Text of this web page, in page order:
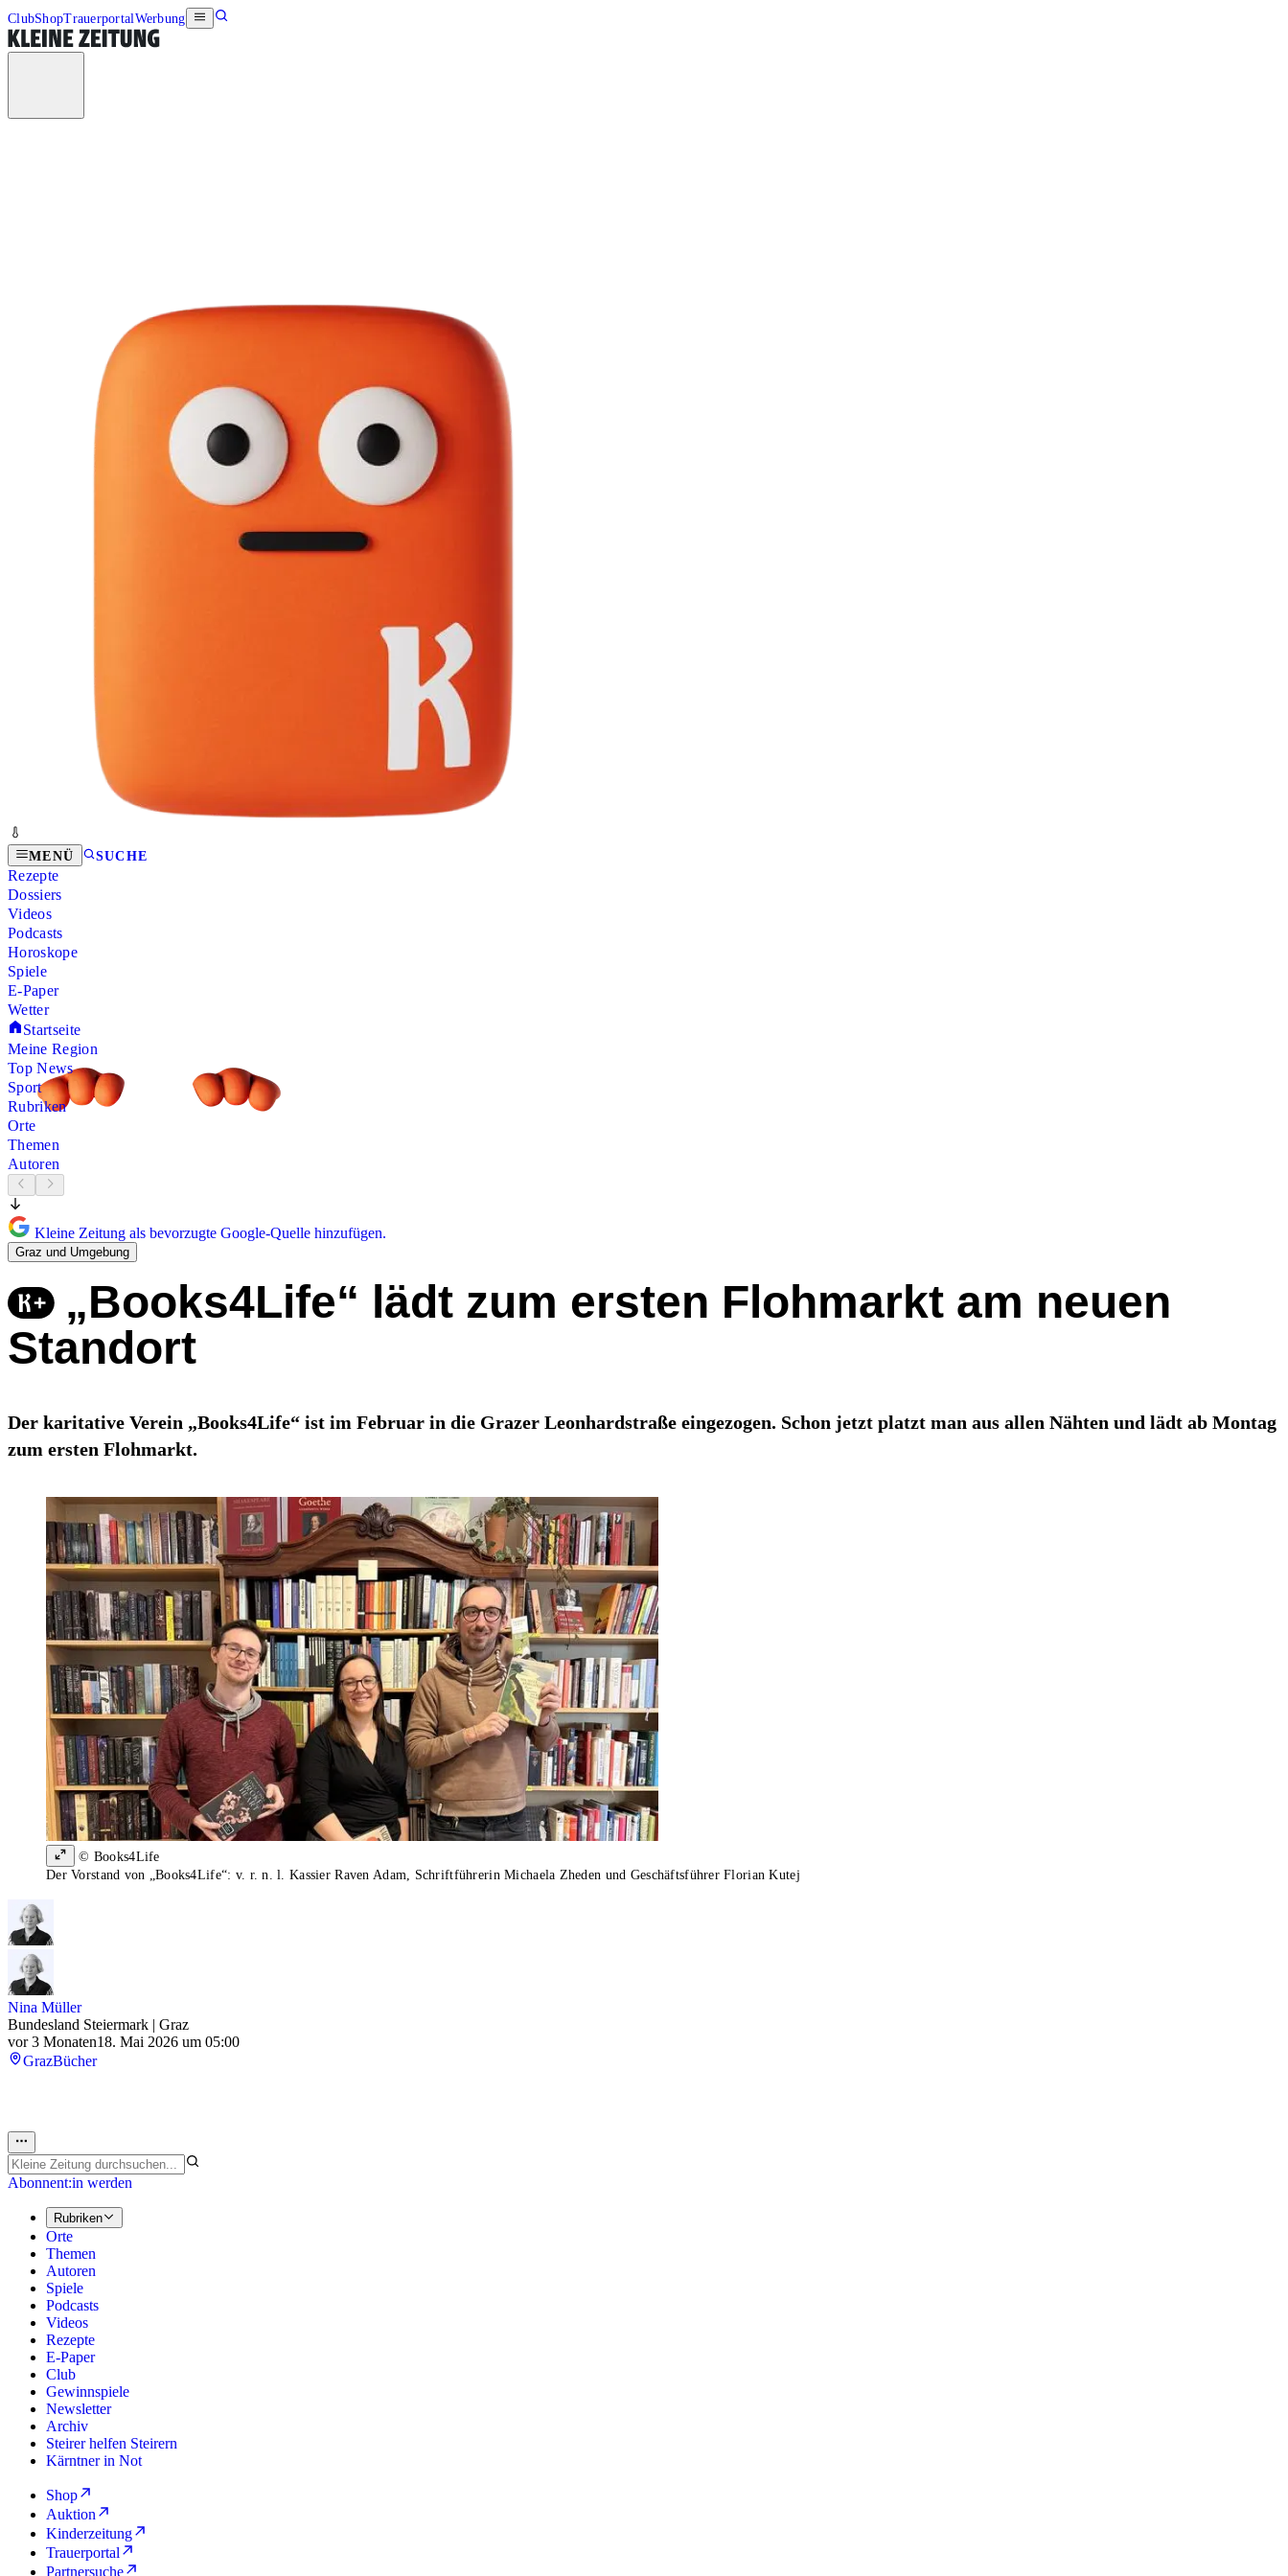
ClubShopTrauerportalWerbung
MENÜ SUCHE
Rezepte
Dossiers
Videos
Podcasts
Horoskope
Spiele
E-Paper
Wetter
Startseite
Meine Region
Top News
Sport
Rubriken
Orte
Themen
Autoren
Kleine Zeitung als bevorzugte Google-Quelle hinzufügen.
Graz und Umgebung
„Books4Life“ lädt zum ersten Flohmarkt am neuen
Standort
Der karitative Verein „Books4Life“ ist im Februar in die Grazer Leonhardstraße eingezogen. Schon jetzt platzt man aus allen Nähten und lädt ab Montag
zum ersten Flohmarkt.
© Books4Life
Der Vorstand von „Books4Life“: v. r. n. l. Kassier Raven Adam, Schriftführerin Michaela Zheden und Geschäftsführer Florian Kutej
Nina Müller
Bundesland Steiermark | Graz
vor 3 Monaten18. Mai 2026 um 05:00
GrazBücher
Abonnent:in werden
Rubriken
Orte
Themen
Autoren
Spiele
Podcasts
Videos
Rezepte
E-Paper
Club
Gewinnspiele
Newsletter
Archiv
Steirer helfen Steirern
Kärntner in Not
Shop
Auktion
Kinderzeitung
Trauerportal
Partnersuche